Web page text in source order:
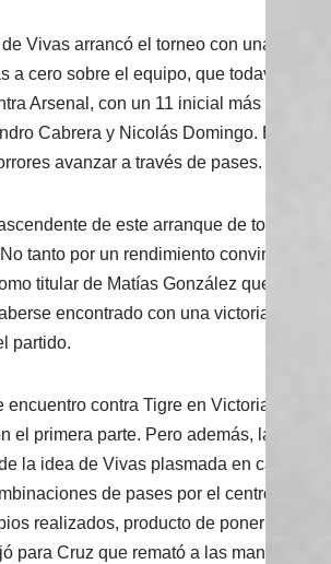
Vivas arrancó el torneo con una
a cero sobre el equipo, que todavía no
Arsenal, con un 11 inicial más acorde
Cabrera y Nicolás Domingo. Ese día
avanzar a través de pases.
de este arranque de torneo
tanto por un rendimiento convincente
titular de Matías González que
encontrado con una victoria por
partido.
encuentro contra Tigre en Victoria se
el primera parte. Pero además, la
la idea de Vivas plasmada en cancha.
de pases por el centro.
realizados, producto de poner mucha
para Cruz que remató a las manos de